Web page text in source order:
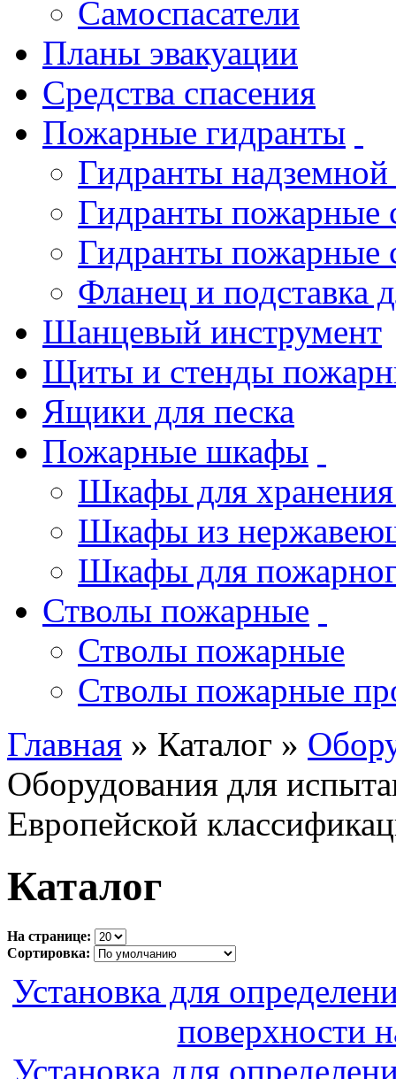
Самоспасатели
Планы эвакуации
Средства спасения
Пожарные гидранты
Гидранты
Гидранты пожарные
Гидранты пожарные
Фланец и подставка
Шанцевый инструмент
Щиты и стенды
Ящики для песка
Пожарные шкафы
Шкафы для хранения
Шкафы из
Шкафы для
Стволы пожарные
Стволы пожарные
Стволы пожарные
Главная » Каталог »
Оборудования для
Европейской
Каталог
На странице:
Сортировка:
Установка для
поверхности
Установка для